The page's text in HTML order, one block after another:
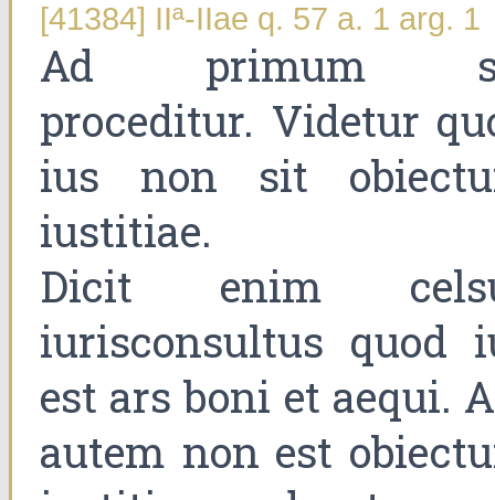
[41384] IIª-IIae q. 57 a. 1 arg. 1
Ad primum
proceditur. Videtur
ius non sit
iustitiae.
Dicit enim
iurisconsultus quod
est ars boni et aequi.
autem non est